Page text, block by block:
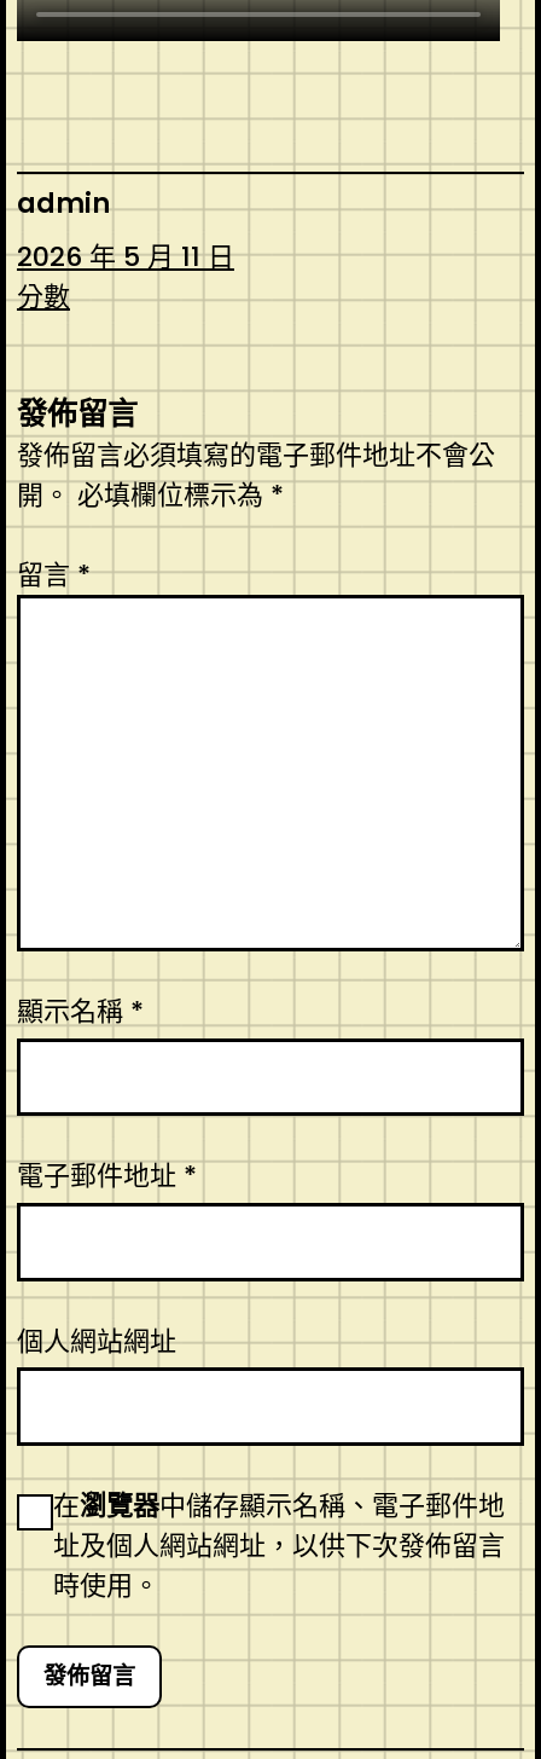
admin
2026 年 5 月 11 日
分數
發佈留言
發佈留言必須填寫的電子郵件地址不會公
開。必填欄位標示為*
留言*
顯示名稱 *
電子郵件地址 *
個人網站網址
在瀏覽器中儲存顯示名稱、電子郵件地
址及個人網站網址，以供下次發佈留言
時使用。